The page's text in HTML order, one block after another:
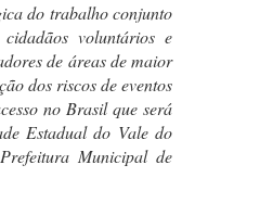
do trabalho conjunto
voluntários e
de áreas de maior
dos riscos de eventos
no Brasil que será
Estadual do Vale do
Municipal de